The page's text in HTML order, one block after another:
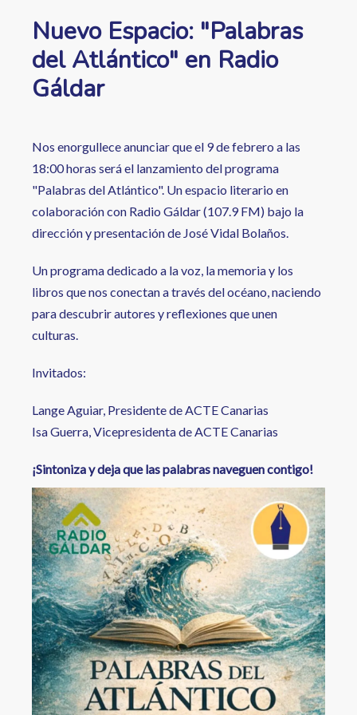
Nuevo Espacio: "Palabras
del Atlántico" en Radio
Gáldar
Nos enorgullece anunciar que el 9 de febrero a las
18:00 horas será el lanzamiento del programa
"Palabras del Atlántico". Un espacio literario en
colaboración con Radio Gáldar (107.9 FM) bajo la
dirección y presentación de José Vidal Bolaños.
Un programa dedicado a la voz, la memoria y los
libros que nos conectan a través del océano, naciendo
para descubrir autores y reflexiones que unen
culturas.
Invitados:
Lange Aguiar, Presidente de ACTE Canarias
Isa Guerra, Vicepresidenta de ACTE Canarias
¡Sintoniza y deja que las palabras naveguen contigo!